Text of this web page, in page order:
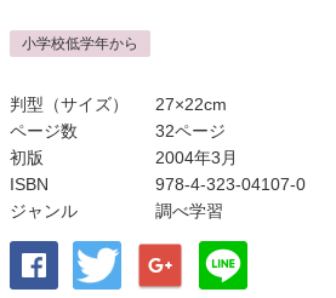
小学校低学年から
判型（サイズ）
27×22cm
ページ数
32ページ
初版
2004年3月
ISBN
978-4-323-04107-0
ジャンル
調べ学習